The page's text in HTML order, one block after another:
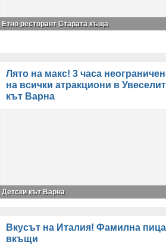
Етно ресторант Старата къща
Лято на макс! 3 часа
на всички атракциони в
кът Варна
Детски кът Варна
Вкусът на Италия! Фамилна
вкъщи